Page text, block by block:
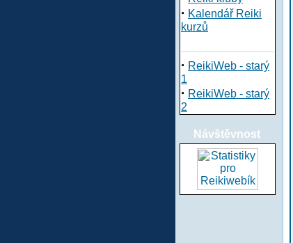
· Kalendář Reiki
kurzů
· ReikiWeb - starý
1
· ReikiWeb - starý
2
Návštěvnost